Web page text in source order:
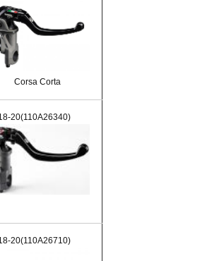
Corsa Corta
20(110A26340)
20(110A26710)